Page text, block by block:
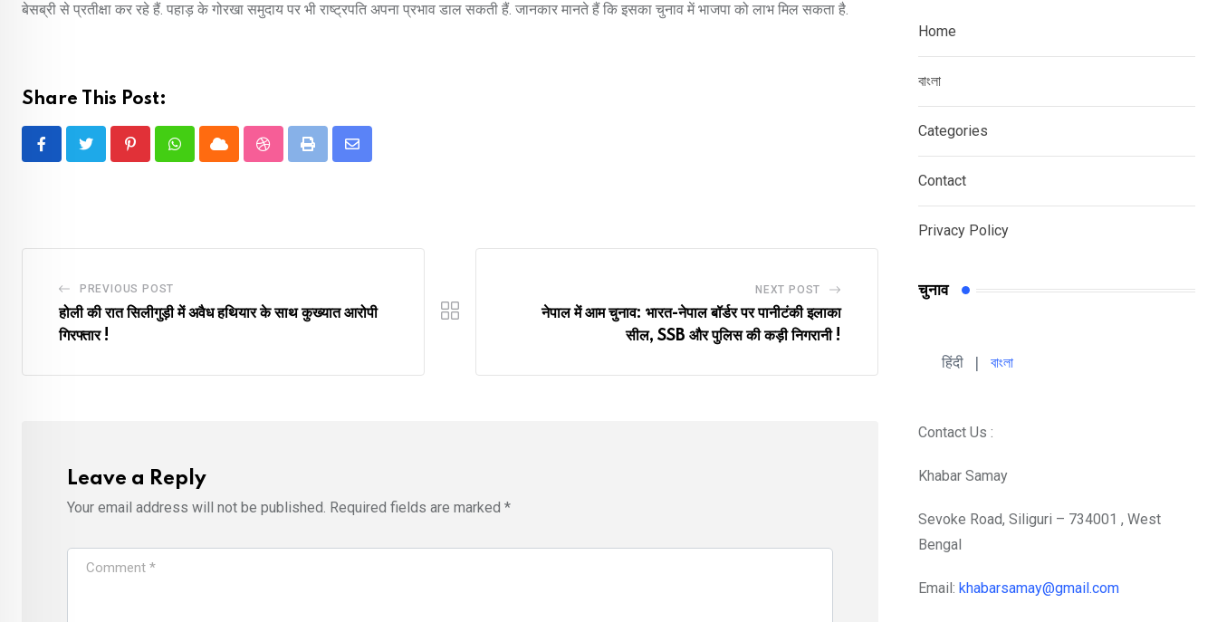
बेसब्री से प्रतीक्षा कर रहे हैं. पहाड़ के गोरखा समुदाय पर भी राष्ट्रपति अपना प्रभाव डाल सकती हैं. जानकार मानते हैं कि इसका चुनाव में भाजपा को लाभ मिल सकता है.
Share This Post:
PinterestWhatsappCloud StumbleUpon
Print
Share
PREVIOUS POST
होली की रात सिलीगुड़ी में अवैध हथियार के साथ कुख्यात आरोपी
गिरफ्तार !
NEXT POST
नेपाल में आम चुनाव: भारत-नेपाल बॉर्डर पर पानीटंकी इलाका
सील, SSB और पुलिस की कड़ी निगरानी !
Leave a Reply
Your email address will not be published. Required fields are marked *
Home
বাংলা
Categories
Contact
Privacy Policy
चुनाव
हिंदी | বাংলা
Contact Us :
Khabar Samay
Sevoke Road, Siliguri – 734001 , West
Bengal
Email: khabarsamay@gmail.com